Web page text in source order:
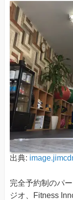
出典:
完全予約制のパ
ジオ、Fitness